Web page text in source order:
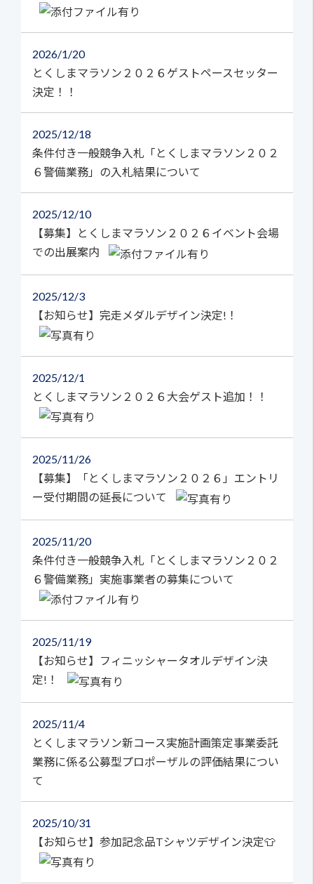
2026 1/20
とくしまマラソン２０２６ゲストペースセッター
決定！！
2025 12/18
条件付き一般競争入札「とくしまマラソン２０２
６警備業務」の入札結果について
2025 12/10
【募集】とくしまマラソン２０２６イベント会場
での出展案内
2025 12/3
【お知らせ】完走メダルデザイン決定!！
2025 12/1
とくしまマラソン２０２６大会ゲスト追加！！
2025 11/26
【募集】「とくしまマラソン２０２６」エントリ
ー受付期間の延長について
2025 11/20
条件付き一般競争入札「とくしまマラソン２０２
６警備業務」実施事業者の募集について
2025 11/19
【お知らせ】フィニッシャータオルデザイン決
定!！
2025 11/4
とくしまマラソン新コース実施計画策定事業委託
業務に係る公募型プロポーザルの評価結果につい
て
2025 10/31
【お知らせ】参加記念品Tシャツデザイン決定👕